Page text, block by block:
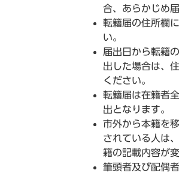
合、あらかじめ
転籍届の住所欄
い。
届出日から転籍
出した場合は、
ください。
転籍届は在籍者
出となります。
市外から本籍を
されている人は
籍の記載内容が
筆頭者及び配偶